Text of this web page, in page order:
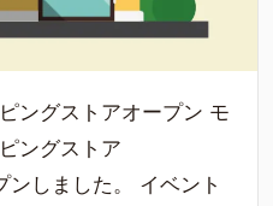
ングストアオープン モ
ングストア
ンしました。 イベント